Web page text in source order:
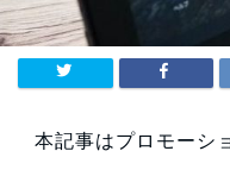
本記事はプロモーシ